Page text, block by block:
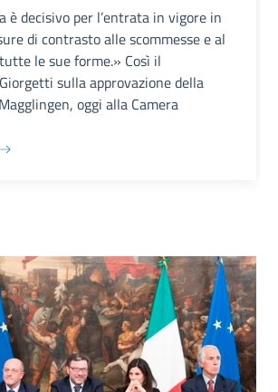
è decisivo per l’entrata in vigore in
di contrasto alle scommesse e al
le sue forme.» Così il
sulla approvazione della
oggi alla Camera